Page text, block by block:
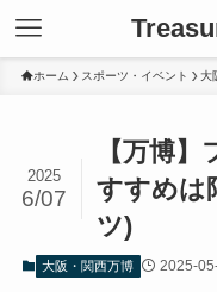
ホーム スポーツ・イベント 大
【万博
すすめは
ツ)
2025
6/07
大阪・関西万博 2025-